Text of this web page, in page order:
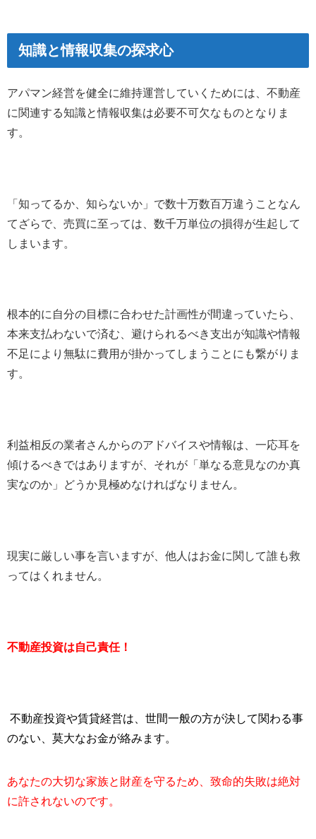
知識と情報収集の探求心
アパマン経営を健全に維持運営していくためには、不動産
に関連する知識と情報収集は必要不可欠なものとなりま
す。
「知ってるか、知らないか」で数十万数百万違うことなん
てざらで、売買に至っては、数千万単位の損得が生起して
しまいます。
根本的に自分の目標に合わせた計画性が間違っていたら、
本来支払わないで済む、避けられるべき支出が知識や情報
不足により無駄に費用が掛かってしまうことにも繋がりま
す。
利益相反の業者さんからのアドバイスや情報は、一応耳を
傾けるべきではありますが、それが「単なる意見なのか真
実なのか」どうか見極めなければなりません。
現実に厳しい事を言いますが、他人はお金に関して誰も救
ってはくれません。
不動産投資は自己責任！
不動産投資や賃貸経営は、世間一般の方が決して関わる事
のない、莫大なお金が絡みます。
あなたの大切な家族と財産を守るため、致命的失敗は絶対
に許されないのです。